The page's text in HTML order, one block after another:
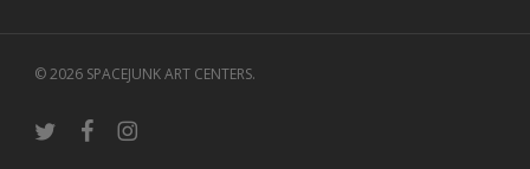
© 2026 SPACEJUNK ART CENTERS.
twitter facebookinstagram